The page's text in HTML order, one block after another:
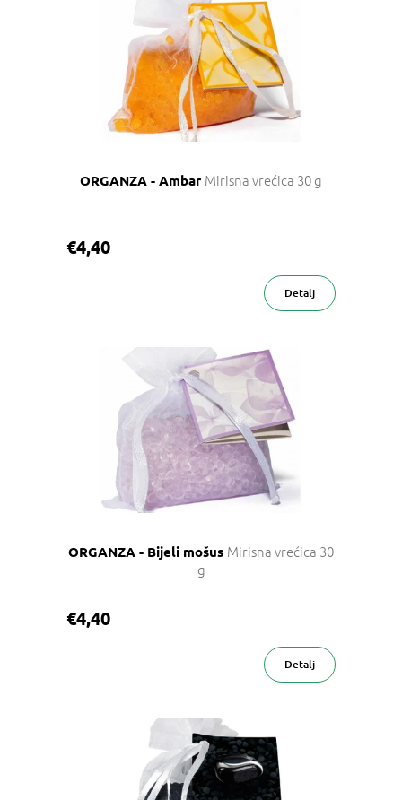
ORGANZA - Ambar Mirisna vrećica 30 g
€4,40
Detalj
ORGANZA - Bijeli mošus Mirisna vrećica 30
g
€4,40
Detalj